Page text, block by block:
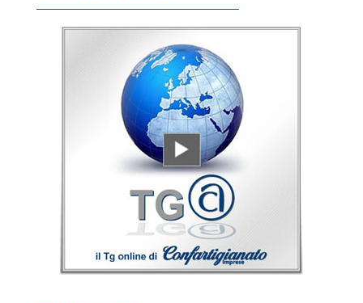
Borsa: l'Europa chiude positiva, Francoforte
Borsa: Milano chiude piatta a +0,06%, in luce
'Possibili crepe nella fusoliera', Usa ordinano
ispezione sui Boeing 737 Max